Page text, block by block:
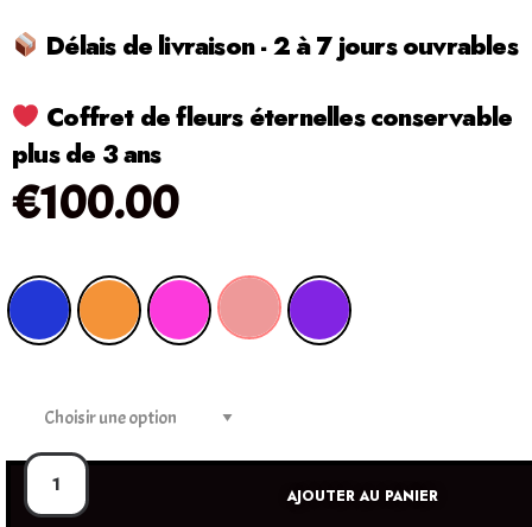
Délais de livraison - 2 à 7 jours ouvrables
Coffret de fleurs éternelles conservable
plus de 3 ans
€100.00
AJOUTER AU PANIER